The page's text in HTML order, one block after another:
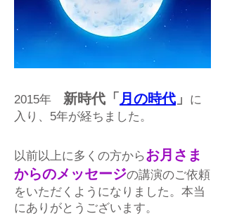
2015年 新時代「 月の時代 」
に
入り、5年が経ちました。
以前以上に多くの方からお月さま
からのメッセージの講演のご依頼
をいただくようになりました。本当
にありがとうございます。